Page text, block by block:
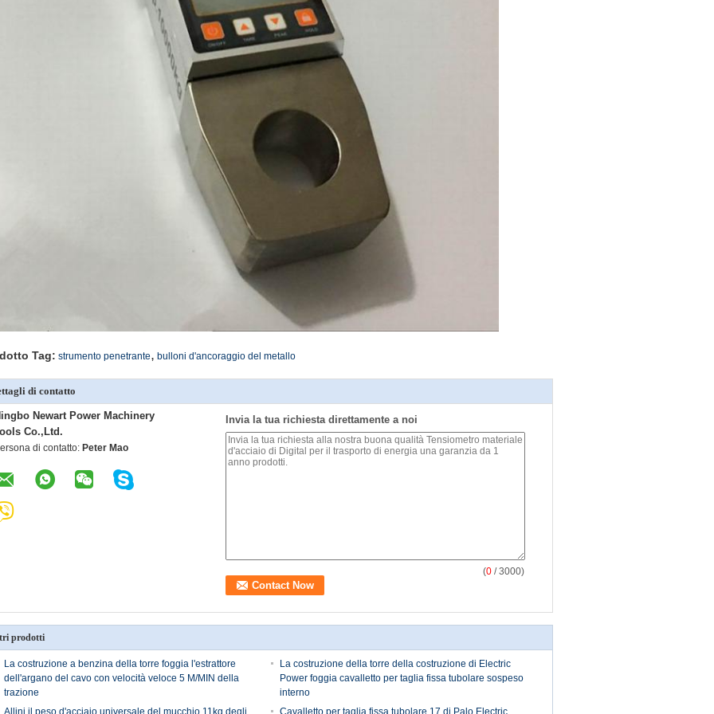
Tag: strumento penetrante, bulloni d'ancoraggio del metallo
di contatto
Newart Power Machinery
Co.,Ltd.
di contatto: Peter Mao
Invia la tua richiesta direttamente a noi
(0 / 3000)
prodotti
La costruzione a benzina della torre foggia l'estrattore
dell'argano del cavo con velocità veloce 5 M/MIN della
trazione
La costruzione della torre della costruzione di Electric
Power foggia cavalletto per taglia fissa tubolare sospeso
interno
Allini il peso d'acciaio universale del mucchio 11kg degli
Cavalletto per taglia fissa tubolare 17 di Palo Electric